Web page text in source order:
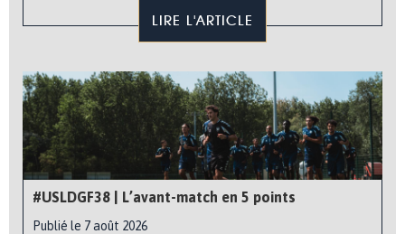
LIRE L'ARTICLE
#USLDGF38 | L’avant-match en 5 points
Publié le 7 août 2026